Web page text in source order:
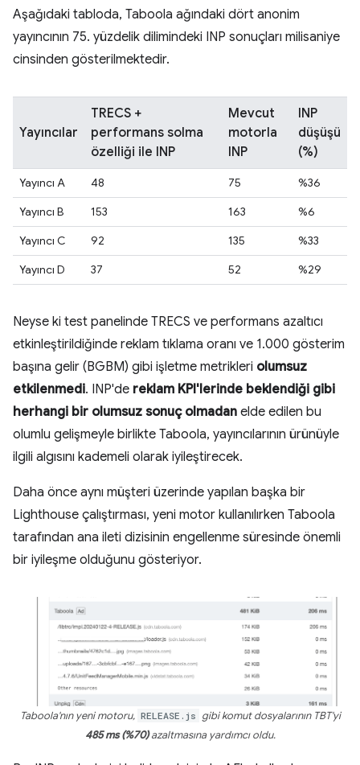
Aşağıdaki tabloda, Taboola ağındaki dört anonim
yayıncının 75. yüzdelik dilimindeki INP sonuçları milisaniye
cinsinden gösterilmektedir.
Yayıncılar
TRECS +
performans solma
özelliği ile INP
Mevcut
motorla
INP
INP
düşüşü
(%)
Yayıncı A 48 75
%36
Yayıncı B
153 163
%6
Yayıncı C
92 135
%33
Yayıncı D
37 52 %29
Neyse ki test panelinde TRECS ve performans azaltıcı
etkinleştirildiğinde reklam tıklama oranı ve 1.000 gösterim
başına gelir (BGBM) gibi işletme metrikleri olumsuz
etkilenmedi. INP'de reklam KPI'lerinde beklendiği gibi
herhangi bir olumsuz sonuç olmadan elde edilen bu
olumlu gelişmeyle birlikte Taboola, yayıncılarının ürünüyle
ilgili algısını kademeli olarak iyileştirecek.
Daha önce aynı müşteri üzerinde yapılan başka bir
Lighthouse çalıştırması, yeni motor kullanılırken Taboola
tarafından ana ileti dizisinin engellenme süresinde önemli
bir iyileşme olduğunu gösteriyor.
Taboola'nın yeni motoru, RELEASE.js gibi komut dosyalarının TBT'yi
485 ms (%70)azaltmasına yardımcı oldu.